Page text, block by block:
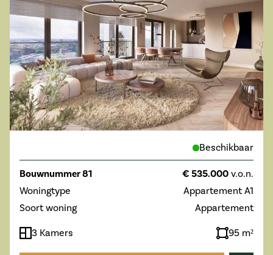
Beschikbaar
Bouwnummer 81 € 535.000 v.o.n.
Woningtype
Appartement A1
Soort woning
Appartement
3 Kamers 95 m²